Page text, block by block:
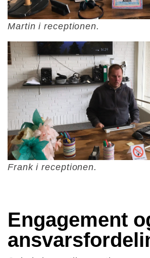
Martin i receptionen.
Frank i receptionen.
Engagement